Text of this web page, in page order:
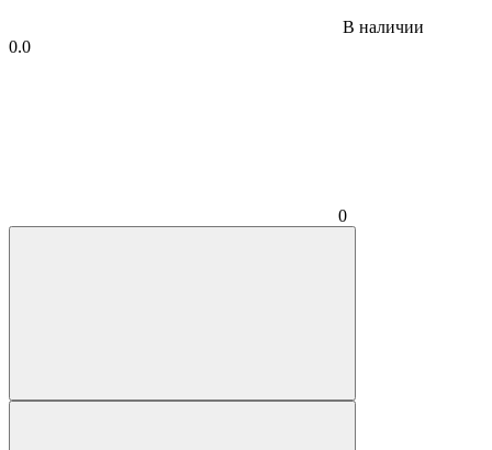
В наличии
0.0
0